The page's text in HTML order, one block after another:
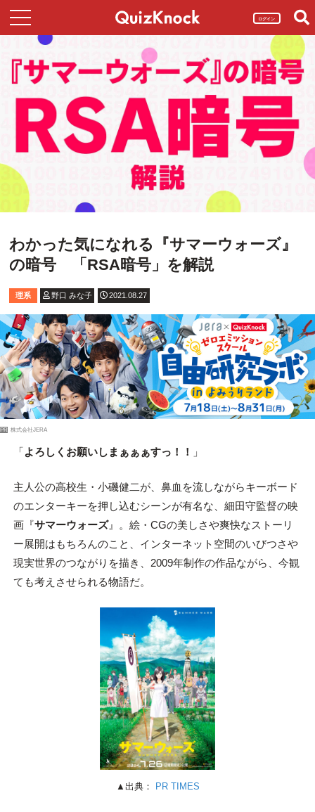
ログイン
わかった気になれる『サマーウォーズ』
の暗号 「RSA暗号」を解説
理系 野口 みな子 2021.08.27
PR 株式会社JERA
「 よろしくお願いしまぁぁぁすっ！！ 」
主人公の高校生・小磯健二が、鼻血を流しながらキーボード
のエンターキーを押し込むシーンが有名な、細田守監督の映
画『サマーウォーズ』。絵・CGの美しさや爽快なストーリ
ー展開はもちろんのこと、インターネット空間のいびつさや
現実世界のつながりを描き、2009年制作の作品ながら、今観
ても考えさせられる物語だ。
▲出典： PR TIMES